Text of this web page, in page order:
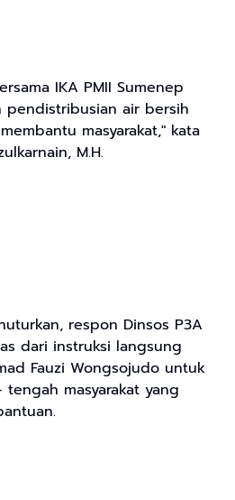
IKA PMII Sumenep
pendistribusian air bersih
masyarakat," kata
M.H.
respon Dinsos P3A
dari instruksi langsung
Fauzi Wongsojudo untuk
masyarakat yang